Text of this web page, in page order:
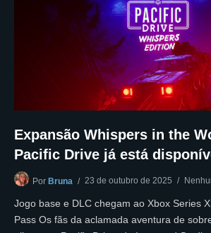
Expansão Whispers in the
Pacific Drive já está
Por Bruna 23 de outubro de 2025
Jogo base e DLC chegam ao Xbox Series
Pass Os fãs da aclamada aventura de